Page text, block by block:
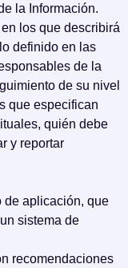
la Información.
los que describirá
definido en las
de la
de su nivel
que especifican
quién debe
y reportar
de aplicación, que
sistema de
recomendaciones